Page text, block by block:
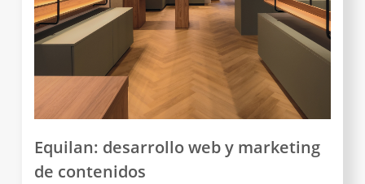
Equilan: desarrollo web y marketing
de contenidos